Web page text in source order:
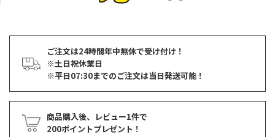
ご注文は24時間年中無休で受け付け！
※土日祝休業日
※平日07:30までのご注文は当日発送可能！
商品購入後、レビュー1件で
200ポイントプレゼント！